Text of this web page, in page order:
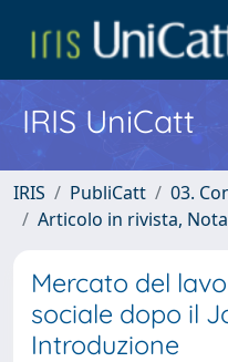
IRIS UniCatt
IRIS PubliCatt
03.
Articolo in rivista,
Mercato del
sociale dopo il
Introduzione